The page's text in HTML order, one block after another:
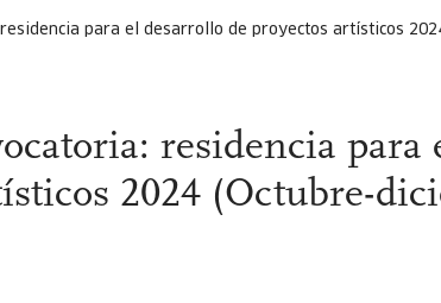
residencia para el desarrollo de proyectos artísticos
residencia para
2024 (Octubre-